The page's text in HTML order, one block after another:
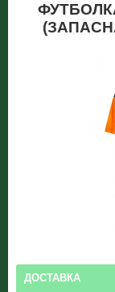
ДОСТАВКА